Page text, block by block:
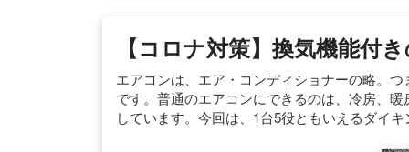
【コロナ対策】換気機能付
エアコンは、エア・コンディショナーの略。
です。普通のエアコンにできるのは、冷房、
しています。今回は、1台5役ともいえるダイ